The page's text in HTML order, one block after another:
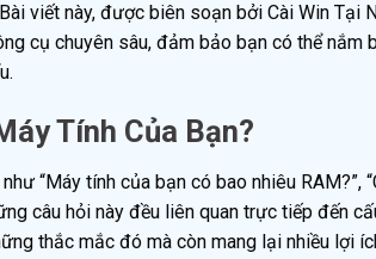
viết này, được biên soạn bởi Cài Win Tại
cụ chuyên sâu, đảm bảo bạn có thể nắm
Tính Của Bạn?
“Máy tính của bạn có bao nhiêu RAM?”,
câu hỏi này đều liên quan trực tiếp đến
thắc mắc đó mà còn mang lại nhiều lợi